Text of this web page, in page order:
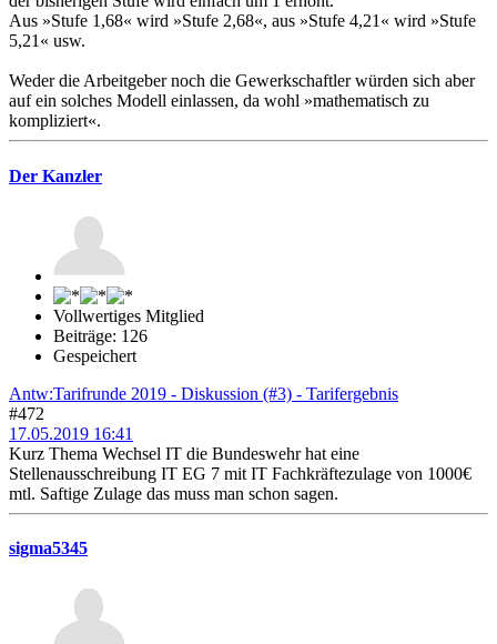
Aus »Stufe 1,68« wird »Stufe 2,68«, aus »Stufe 4,21« wird »Stufe
5,21« usw.
Weder die Arbeitgeber noch die Gewerkschaftler würden sich aber
auf ein solches Modell einlassen, da wohl »mathematisch zu
kompliziert«.
Der Kanzler
Vollwertiges Mitglied
Beiträge: 126
Gespeichert
Antw:Tarifrunde 2019 - Diskussion (#3) - Tarifergebnis
#472
17.05.2019 16:41
Kurz Thema Wechsel IT die Bundeswehr hat eine
Stellenausschreibung IT EG 7 mit IT Fachkräftezulage von 1000€
mtl. Saftige Zulage das muss man schon sagen.
sigma5345